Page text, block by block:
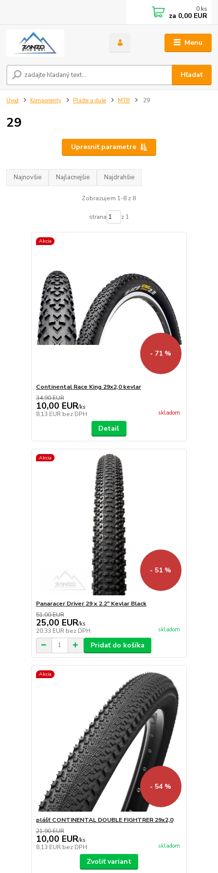
Menu
Hľadať
0 ks
za 0,00 EUR
Úvod Komponenty Plášte a duše MTB 29
29
Upresniť parametre
Najnovšie Najlacnejšie Najdrahšie
Zobrazujem 1-8 z 8
strana z 1
Akcia
- 71 %
Continental Race King 29x2,0 kevlar
34,90 EUR
10,00 EUR/ks
8,13 EUR bez DPH skladom
Detail
Akcia
- 51 %
Panaracer Driver 29 x 2.2" Kevlar Black
51,00 EUR
25,00 EUR/ks
20,33 EUR bez DPH skladom
Pridať do košíka
Akcia
- 54 %
plášť CONTINENTAL DOUBLE FIGHTRER 29x2,0
21,90 EUR
10,00 EUR/ks
8,13 EUR bez DPH skladom
Zvoliť variant